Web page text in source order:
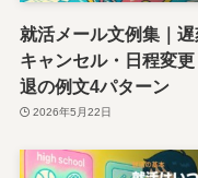
就活メール文例集｜遅
キャンセル・日程変
退の例文4パターン
2026年5月22日